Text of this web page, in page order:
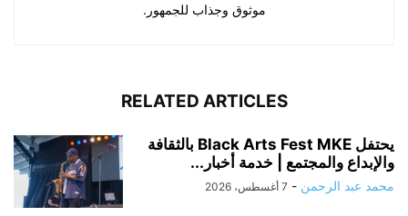
موثوق وجذاب للجمهور.
RELATED ARTICLES
يحتفل Black Arts Fest MKE بالثقافة
والإبداع والمجتمع | خدمة أخبار...
محمد عبد الرحمن - 7 أغسطس، 2026